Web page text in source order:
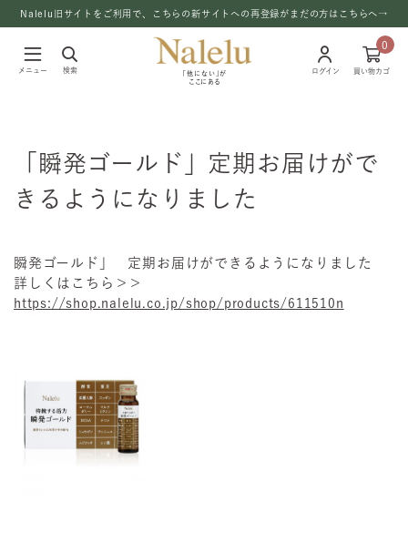
Nalelu旧サイトをご利用で、こちらの新サイトへの再登録がまだの方はこちらへ→
メニュー 検索
「他にない」が
ここにある
ログイン
0
買い物カゴ
「瞬発ゴールド」定期お届けがで
きるようになりました
瞬発ゴールド」 定期お届けができるようになりました
詳しくはこちら＞＞
https://shop.nalelu.co.jp/shop/products/611510n